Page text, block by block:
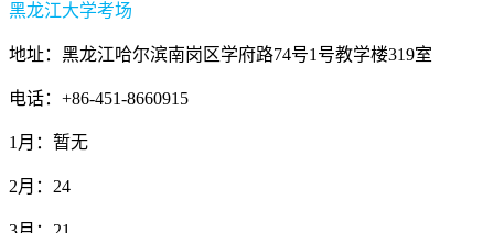
黑龙江大学考场
地址：黑龙江哈尔滨南岗区学府路74号1号教学楼319室
电话：+86-451-8660915
1月：暂无
2月：24